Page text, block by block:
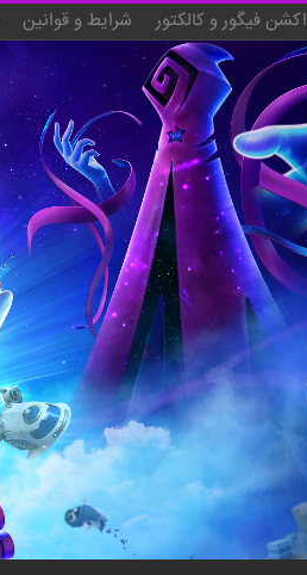
اکشن فیگور و کالکتور شرایط و قوانین